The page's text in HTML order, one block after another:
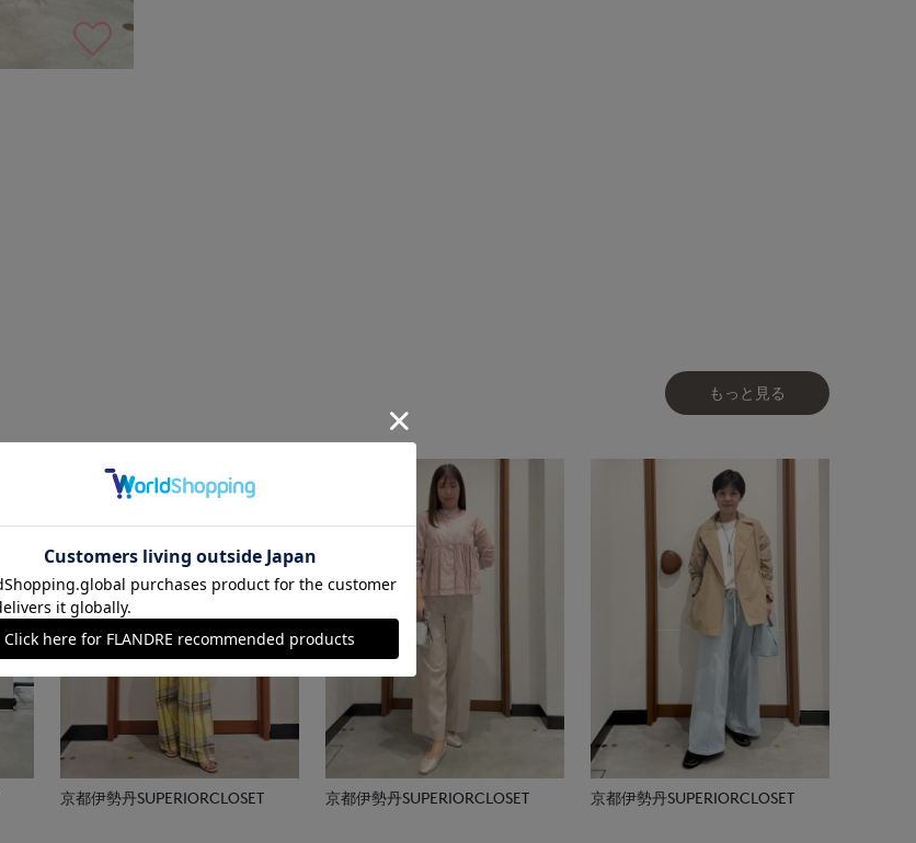
もっと見る
京都伊勢丹SUPERIORCLOSET 京都伊勢丹SUPERIORCLOSET 京都伊勢丹SUPERIORCLOSET